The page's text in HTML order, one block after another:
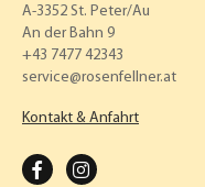
A-3352 St. Peter/Au
An der Bahn 9
+43 7477 42343
service
rosenfellner.at
Kontakt & Anfahrt
F